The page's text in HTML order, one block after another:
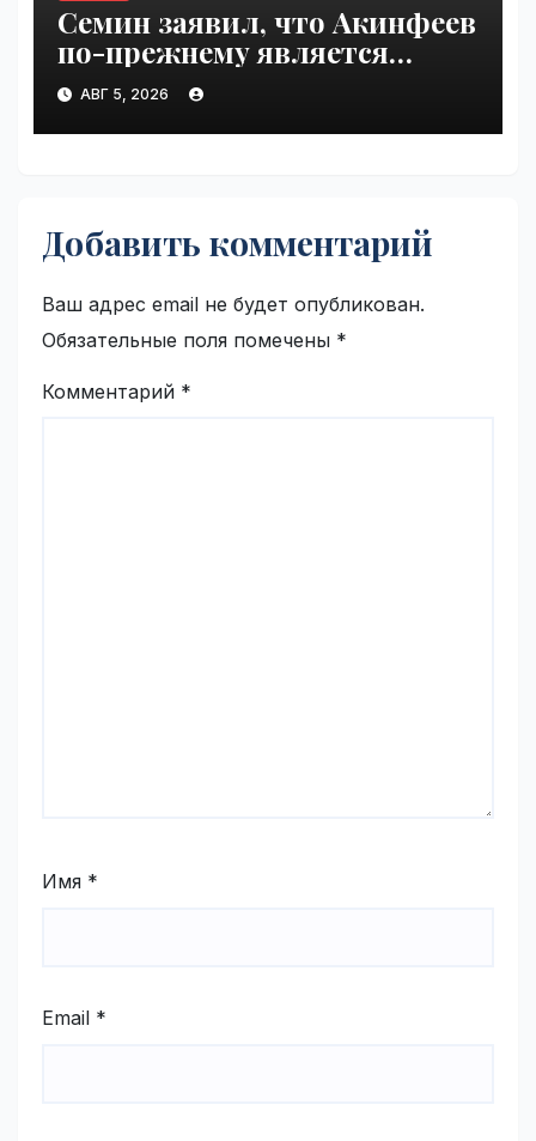
Семин заявил, что Акинфеев
по-прежнему является
основным вратарем в ЦСКА |
VseTime.ru
АВГ 5, 2026
Добавить комментарий
Ваш адрес email не будет опубликован.
Обязательные поля помечены *
Комментарий *
Имя *
Email *